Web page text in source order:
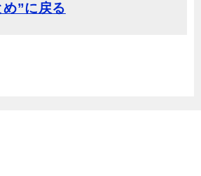
”に戻る